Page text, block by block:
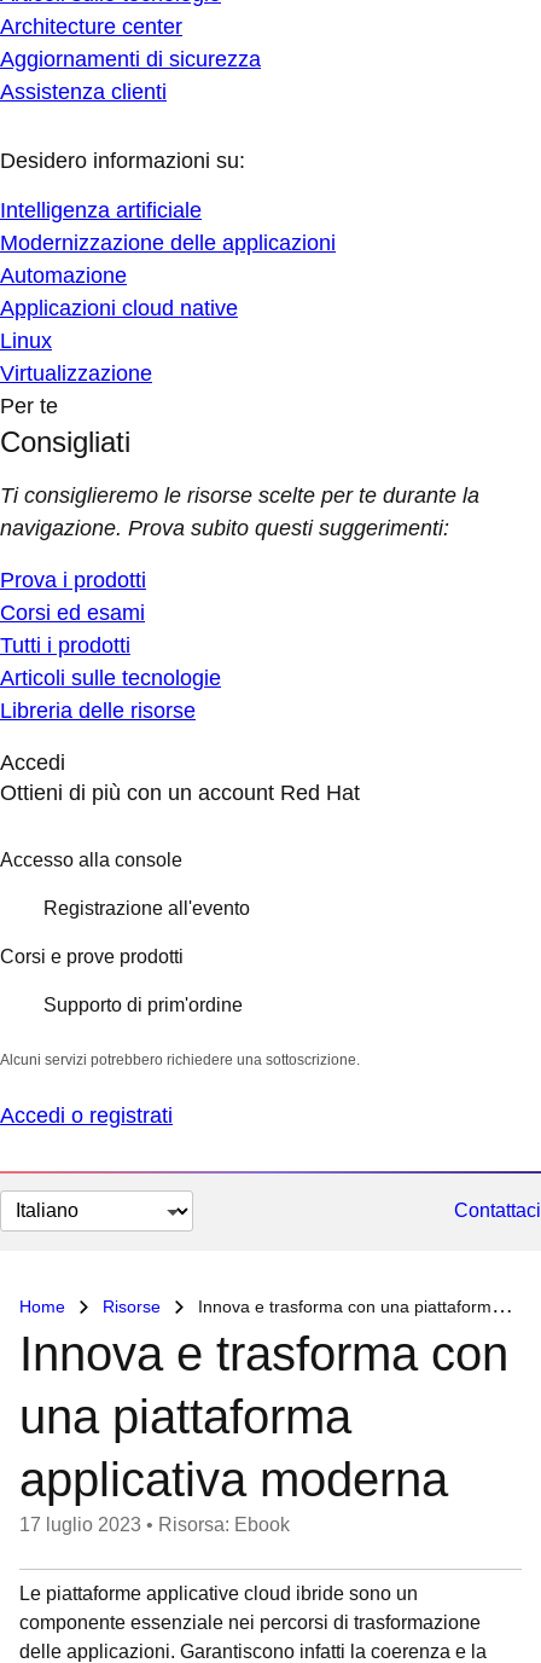
Architecture center
Aggiornamenti di sicurezza
Assistenza clienti
Desidero informazioni su:
Intelligenza artificiale
Modernizzazione delle applicazioni
Automazione
Applicazioni cloud native
Linux
Virtualizzazione
Per te
Consigliati
Ti consiglieremo le risorse scelte per te durante la
navigazione. Prova subito questi suggerimenti:
Prova i prodotti
Corsi ed esami
Tutti i prodotti
Articoli sulle tecnologie
Libreria delle risorse
Accedi
Ottieni di più con un account Red Hat
Accesso alla console
Registrazione all'evento
Corsi e prove prodotti
Supporto di prim'ordine
Alcuni servizi potrebbero richiedere una sottoscrizione.
Accedi o registrati
Cambia
lingua
Contattaci
Home Risorse Innova e trasforma con una piattaforma applicativa moderna
Innova e trasforma con
una piattaforma
applicativa moderna
17 luglio 2023 • Risorsa: Ebook
Le piattaforme applicative cloud ibride sono un
componente essenziale nei percorsi di trasformazione
delle applicazioni. Garantiscono infatti la coerenza e la